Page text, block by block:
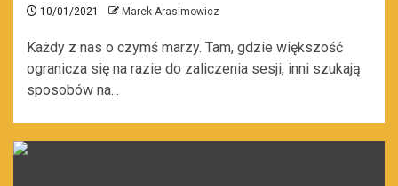
10/01/2021 Marek Arasimowicz
Każdy z nas o czymś marzy. Tam, gdzie większość
ogranicza się na razie do zaliczenia sesji, inni szukają
sposobów na...